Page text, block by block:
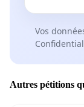
Vos
Autres pétitions